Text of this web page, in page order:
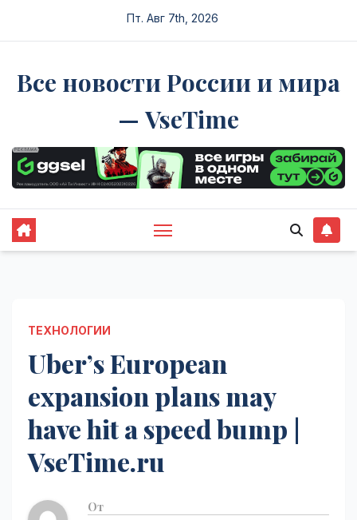
Пт. Авг 7th, 2026
Все новости России и мира
— VseTime
ТЕХНОЛОГИИ
Uber’s European
expansion plans may
have hit a speed bump |
VseTime.ru
От